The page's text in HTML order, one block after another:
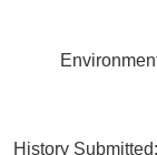
History